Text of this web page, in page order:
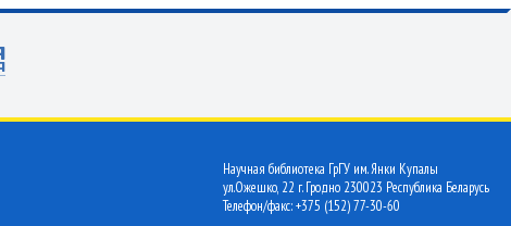
Научная библиотека ГрГУ им. Янки Купалы
ул.Ожешко, 22 г. Гродно 230023 Республика Беларусь
Телефон/факс: +375 (152) 77-30-60